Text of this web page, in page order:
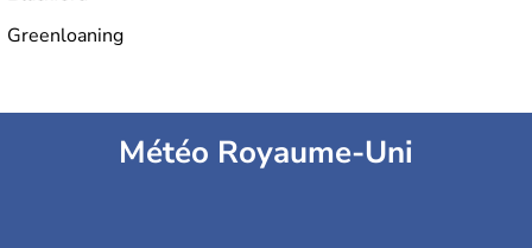
Greenloaning
Météo Royaume-Uni